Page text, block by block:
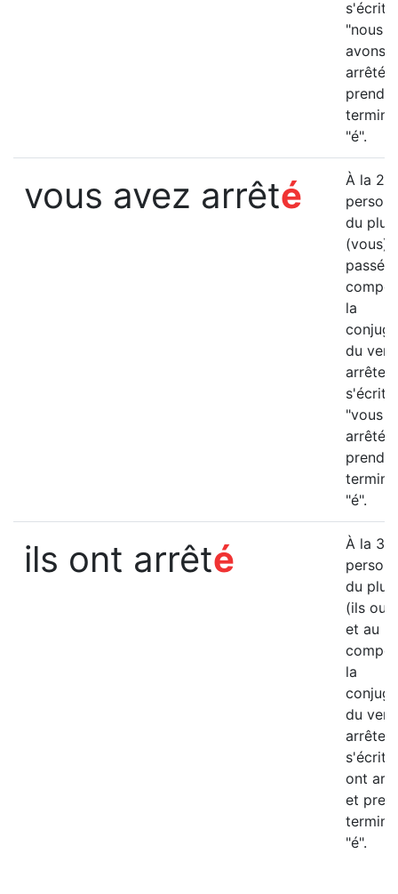
s'écrit
"nous
avons
arrêté"
prend
"é".
vous avez arrêté À la 2
du
(vous)
passé
la
du
arrêter
s'écrit
"vous
arrêté"
prend
"é".
ils ont arrêté À la 3
du
(ils ou
et au
la
du
arrêter
s'écrit
ont
et
"é".